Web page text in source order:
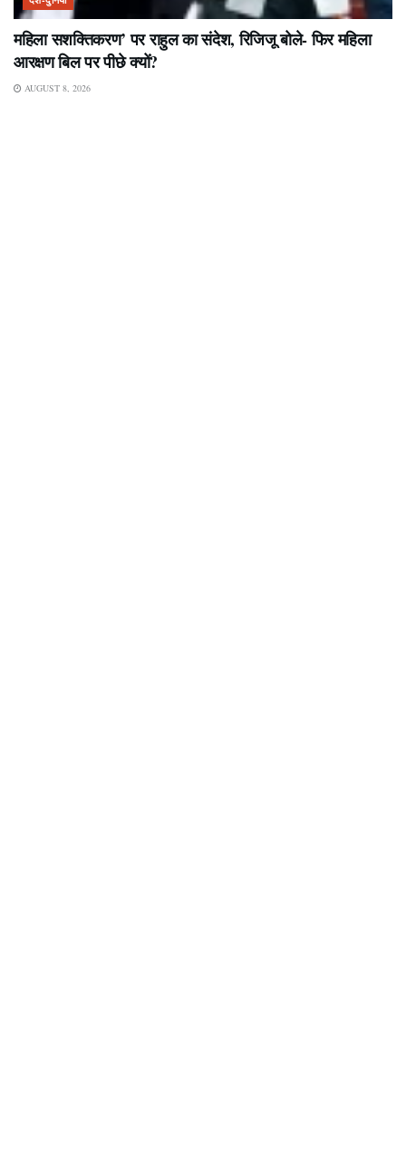
महिला सशक्तिकरण’ पर राहुल का संदेश, रिजिजू बोले- फिर महिला
आरक्षण बिल पर पीछे क्यों?
AUGUST 8, 2026